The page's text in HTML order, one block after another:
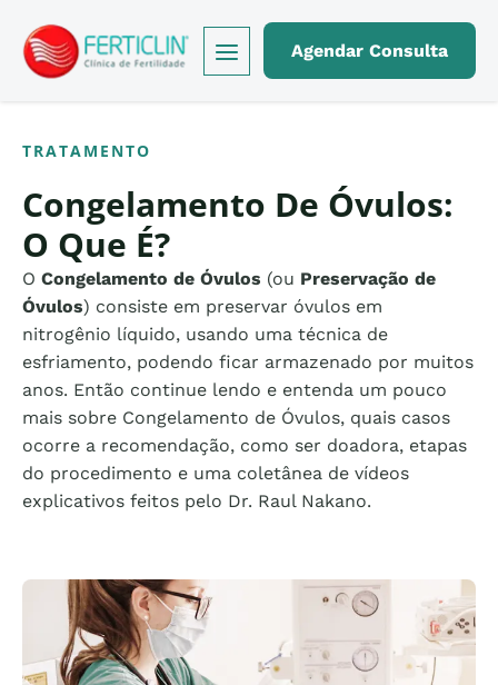
Logo Ferticlin - ir para a página inicial do site
Agendar Consulta
TRATAMENTO
Congelamento De Óvulos:
O Que É?
O Congelamento de Óvulos (ou Preservação de
Óvulos) consiste em preservar óvulos em
nitrogênio líquido, usando uma técnica de
esfriamento, podendo ficar armazenado por muitos
anos. Então continue lendo e entenda um pouco
mais sobre Congelamento de Óvulos, quais casos
ocorre a recomendação, como ser doadora, etapas
do procedimento e uma coletânea de vídeos
explicativos feitos pelo Dr. Raul Nakano.